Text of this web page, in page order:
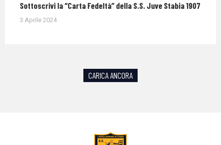
Sottoscrivi la “Carta Fedeltà” della S.S. Juve Stabia 1907
3 Aprile 2024
CARICA ANCORA